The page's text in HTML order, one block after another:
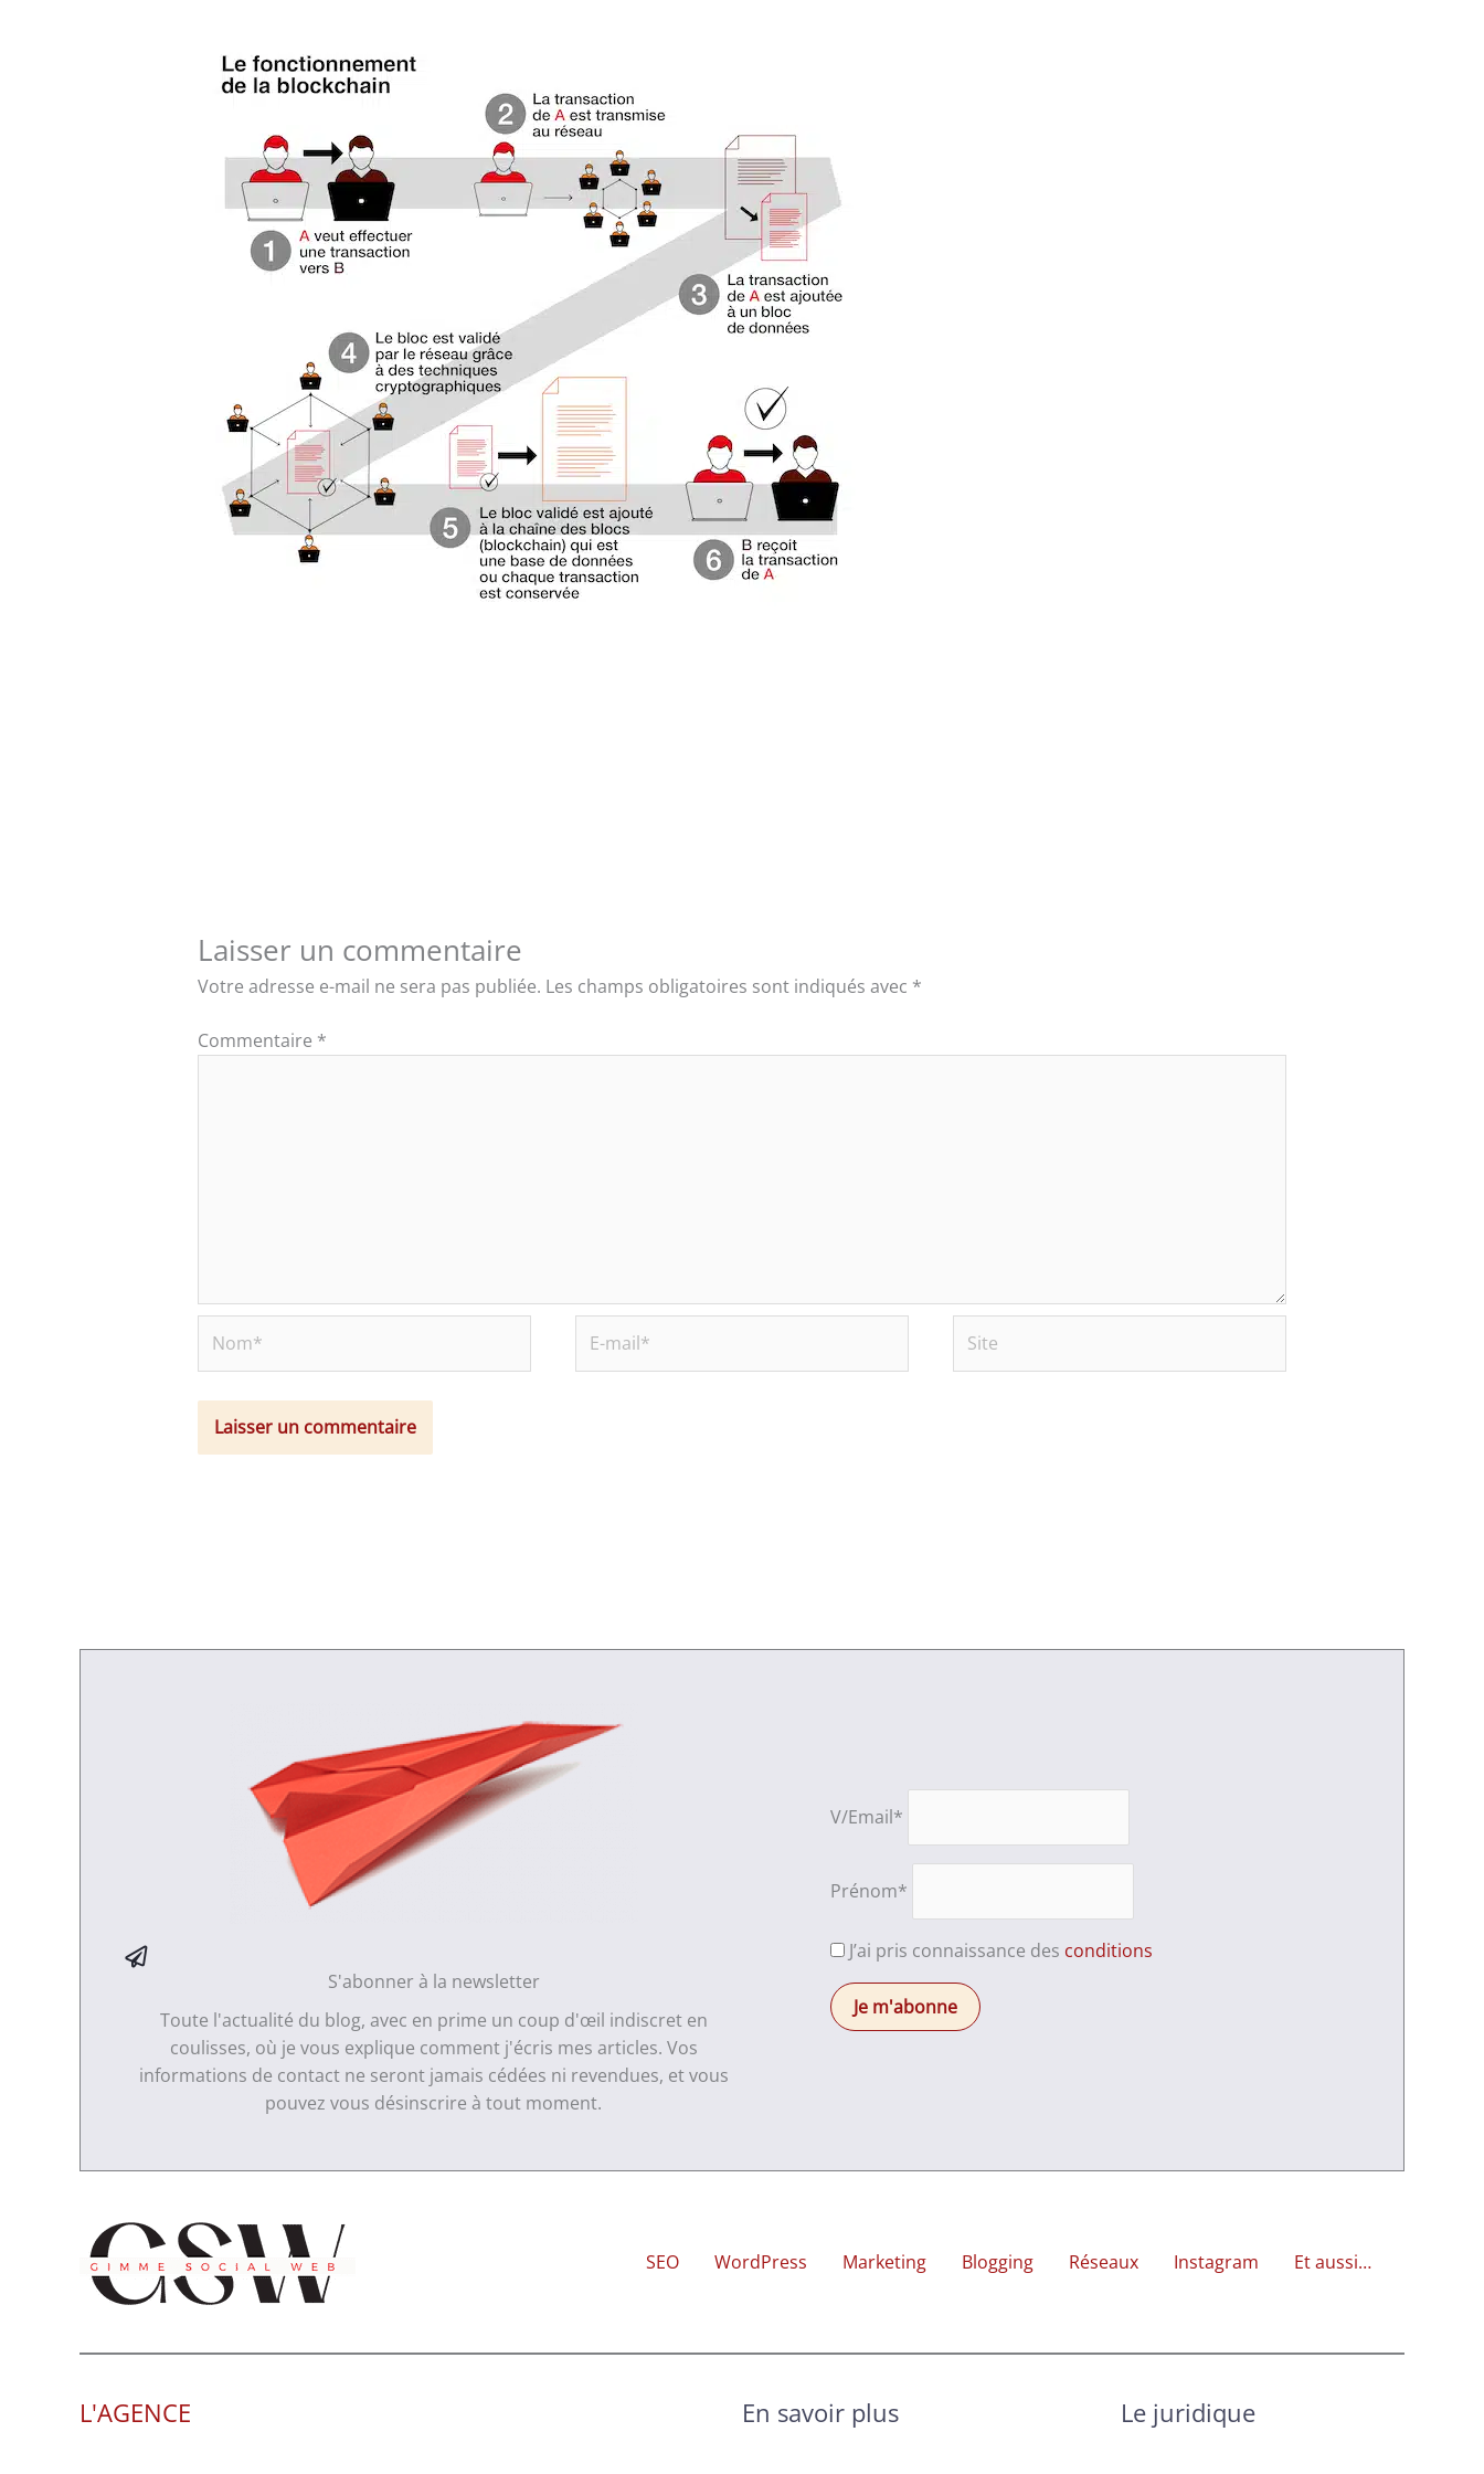
Laisser un commentaire
Votre adresse e-mail ne sera pas publiée. Les champs obligatoires sont indiqués avec *
Commentaire *
mail*
S'abonner à la newsletter
Toute l'actualité du blog, avec en prime un coup d'œil indiscret en
coulisses, où je vous explique comment j'écris mes articles. Vos
informations de contact ne seront jamais cédées ni revendues, et vous
pouvez vous désinscrire à tout moment.
V/Email*
Prénom*
J’ai pris connaissance des conditions
SEO WordPress Marketing Blogging Réseaux Instagram Et aussi…
L'AGENCE En savoir plus Le juridique